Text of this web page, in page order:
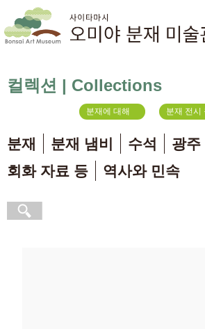
컬렉션 | Collections
분재에 대해 분재 전시
분재 분재 냄비 수석
광주
회화 자료 등
역사와 민속